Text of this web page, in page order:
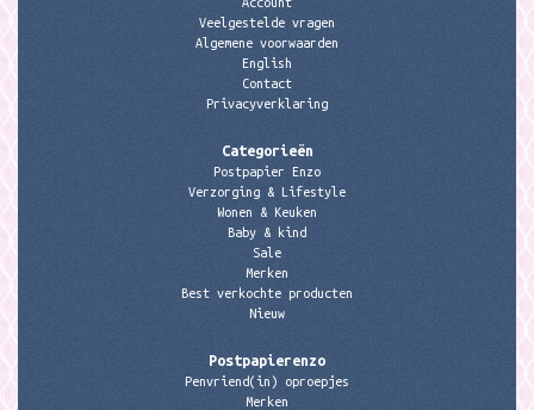
Veelgestelde vragen
Algemene voorwaarden
English
Contact
Privacyverklaring
Categorieën
Postpapier Enzo
Verzorging & Lifestyle
Wonen & Keuken
Baby & kind
Sale
Merken
Best verkochte producten
Nieuw
Postpapierenzo
Penvriend(in) oproepjes
Merken